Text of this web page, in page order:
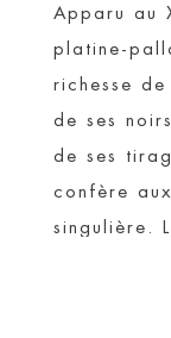
Apparu au
platine-
richesse
de ses
de ses
confère
singulière.